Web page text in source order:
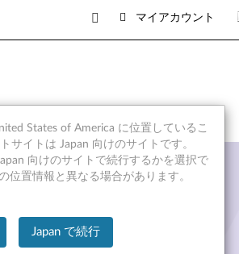
マイアカウント
ブック - Type 20QD
States of America に位置しているこ
サイトは Japan 向けのサイトです。
向けのサイトで続行するかを選択で
置情報と異なる場合があります。
Japan で続行